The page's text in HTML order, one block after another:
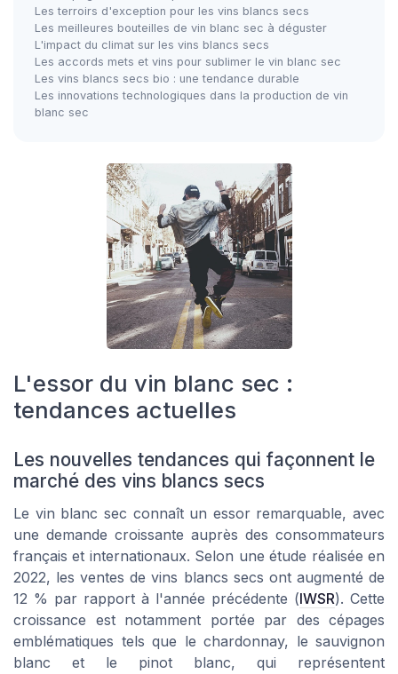
Les terroirs d'exception pour les vins blancs secs
Les meilleures bouteilles de vin blanc sec à déguster
L'impact du climat sur les vins blancs secs
Les accords mets et vins pour sublimer le vin blanc sec
Les vins blancs secs bio : une tendance durable
Les innovations technologiques dans la production de vin
blanc sec
L'essor du vin blanc sec :
tendances actuelles
Les nouvelles tendances qui façonnent le
marché des vins blancs secs
Le vin blanc sec connaît un essor remarquable, avec
une demande croissante auprès des consommateurs
français et internationaux. Selon une étude réalisée en
2022, les ventes de vins blancs secs ont augmenté de
12 % par rapport à l'année précédente (IWSR). Cette
croissance est notamment portée par des cépages
emblématiques tels que le chardonnay, le sauvignon
blanc et le pinot blanc, qui représentent